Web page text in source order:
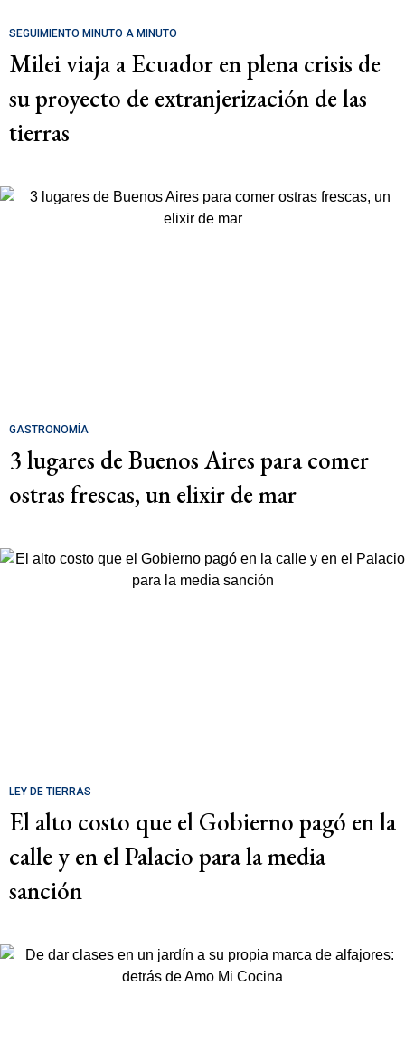
SEGUIMIENTO MINUTO A MINUTO
Milei viaja a Ecuador en plena crisis de
su proyecto de extranjerización de las
tierras
GASTRONOMÍA
3 lugares de Buenos Aires para comer
ostras frescas, un elixir de mar
LEY DE TIERRAS
El alto costo que el Gobierno pagó en la
calle y en el Palacio para la media
sanción